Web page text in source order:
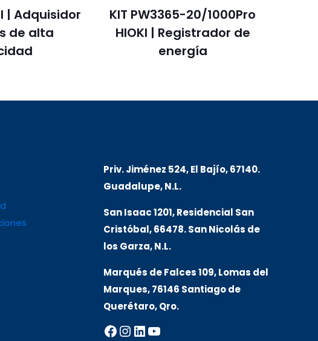
| Adquisidor
de alta
KIT PW3365-20/1000Pro
HIOKI | Registrador de
energía
Priv. Jiménez 524, El Bajío, 67140.
Guadalupe, N.L.
San Isaac 1201, Residencial San
Cristóbal, 66478. San Nicolás de
los Garza, N.L.
Marqués de Falces 109, Lomas del
Marques, 76146 Santiago de
Querétaro, Qro.
Facebook
Instagram
LinkedIn
YouTube